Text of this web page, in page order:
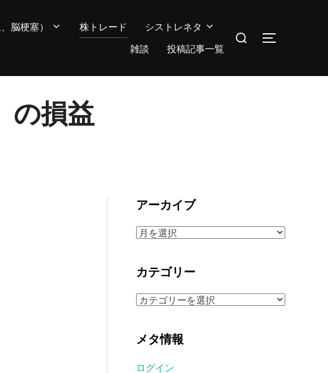
脳梗塞） 株トレード
シストレネタ
雑談
投稿記事一覧
検
サイドバー
の損益
アーカイブ
ア
イ
ブ
カテゴリー
カ
リ
メタ情報
ログイン